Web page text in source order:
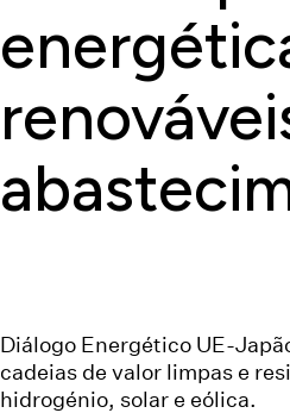
Diálogo Energético UE-
cadeias de valor limpas e
hidrogénio, solar e eólica.